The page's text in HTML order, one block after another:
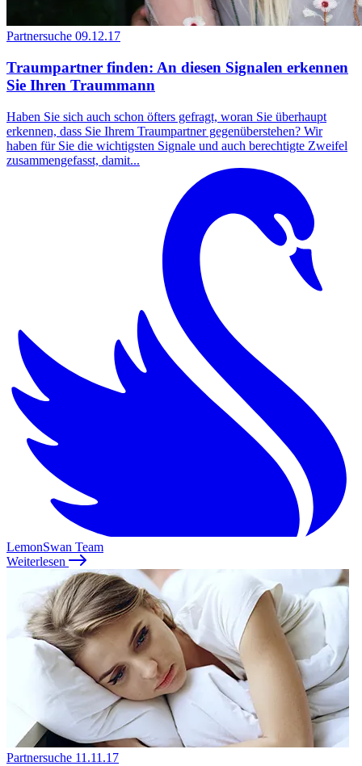
Partnersuche 09.12.17
Traumpartner finden: An diesen Signalen erkennen
Sie Ihren Traummann
Haben Sie sich auch schon öfters gefragt, woran Sie überhaupt
erkennen, dass Sie Ihrem Traumpartner gegenüberstehen? Wir
haben für Sie die wichtigsten Signale und auch berechtigte Zweifel
zusammengefasst, damit...
LemonSwan Team
Weiterlesen
Partnersuche 11.11.17